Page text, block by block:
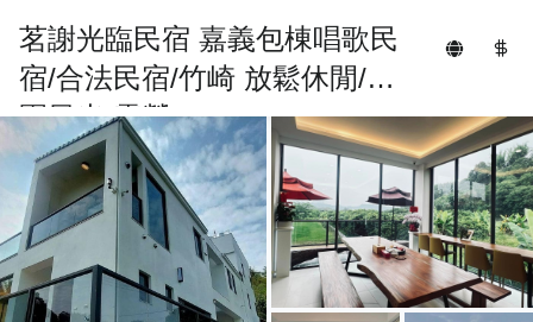
茗謝光臨民宿 嘉義包棟唱歌民
宿/合法民宿/竹崎 放鬆休閒/田
園風光/露營